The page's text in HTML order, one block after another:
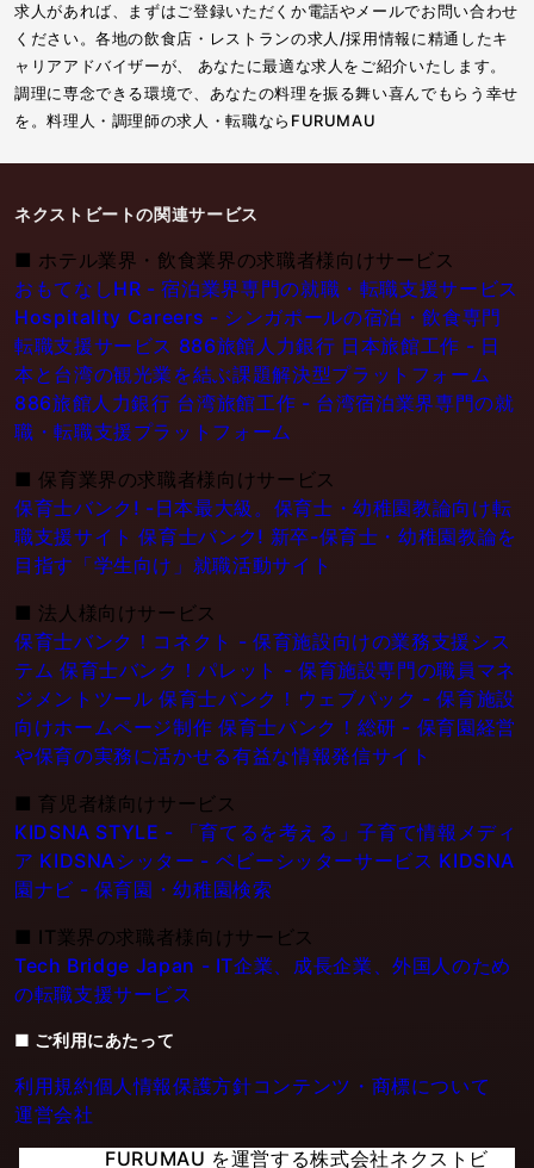
求人があれば、まずはご登録いただくか電話やメールでお問い合わせ
ください。各地の飲食店・レストランの求人/採用情報に精通したキ
ャリアアドバイザーが、 あなたに最適な求人をご紹介いたします。
調理に専念できる環境で、あなたの料理を振る舞い喜んでもらう幸せ
を。料理人・調理師の求人・転職ならFURUMAU
ネクストビートの関連サービス
■ ホテル業界・飲食業界の求職者様向けサービス
おもてなしHR - 宿泊業界専門の就職・転職支援サービス
Hospitality Careers - シンガポールの宿泊・飲食専門
転職支援サービス 886旅館人力銀行 日本旅館工作 - 日
本と台湾の観光業を結ぶ課題解決型プラットフォーム
886旅館人力銀行 台湾旅館工作 - 台湾宿泊業界専門の就
職・転職支援プラットフォーム
■ 保育業界の求職者様向けサービス
保育士バンク! -日本最大級。保育士・幼稚園教論向け転
職支援サイト 保育士バンク! 新卒-保育士・幼稚園教論を
目指す「学生向け」就職活動サイト
■ 法人様向けサービス
保育士バンク！コネクト - 保育施設向けの業務支援シス
テム 保育士バンク！パレット - 保育施設専門の職員マネ
ジメントツール 保育士バンク！ウェブパック - 保育施設
向けホームページ制作 保育士バンク！総研 - 保育園経営
や保育の実務に活かせる有益な情報発信サイト
■ 育児者様向けサービス
KIDSNA STYLE - 「育てるを考える」子育て情報メディ
ア KIDSNAシッター - ベビーシッターサービス KIDSNA
園ナビ - 保育園・幼稚園検索
■ IT業界の求職者様向けサービス
Tech Bridge Japan - IT企業、成長企業、外国人のため
の転職支援サービス
■ ご利用にあたって
利用規約個人情報保護方針コンテンツ・商標について
運営会社
FURUMAU を運営する株式会社ネクストビ